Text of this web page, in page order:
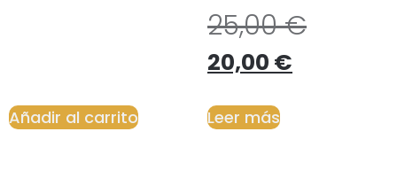
Añadir al carrito
25,00€
20,00 €
Leer más